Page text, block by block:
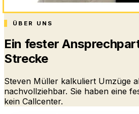
ÜBER UNS
Ein fester
Strecke
Steven Müller kalkuliert Umzüge
nachvollziehbar. Sie haben eine
kein Callcenter.